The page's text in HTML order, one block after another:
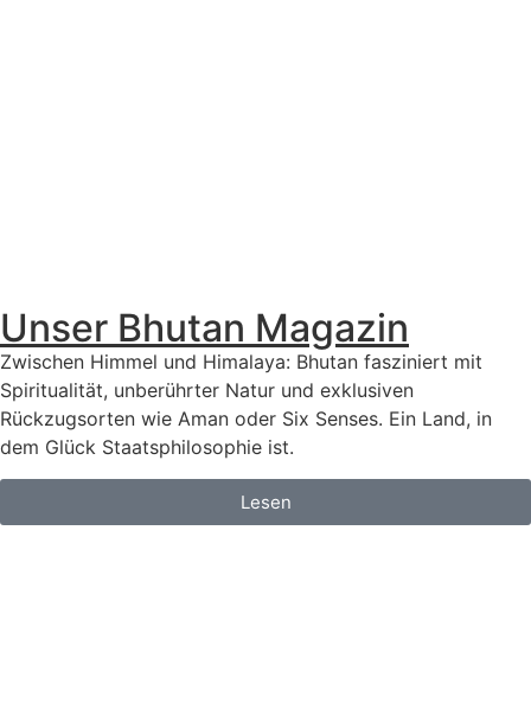
Unser Bhutan Magazin
Zwischen Himmel und Himalaya: Bhutan fasziniert mit
Spiritualität, unberührter Natur und exklusiven
Rückzugsorten wie Aman oder Six Senses. Ein Land, in
dem Glück Staatsphilosophie ist.
Lesen